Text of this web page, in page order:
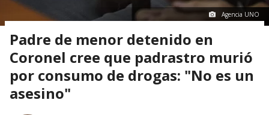
Agencia UNO
Padre de menor detenido en
Coronel cree que padrastro murió
por consumo de drogas: "No es un
asesino"